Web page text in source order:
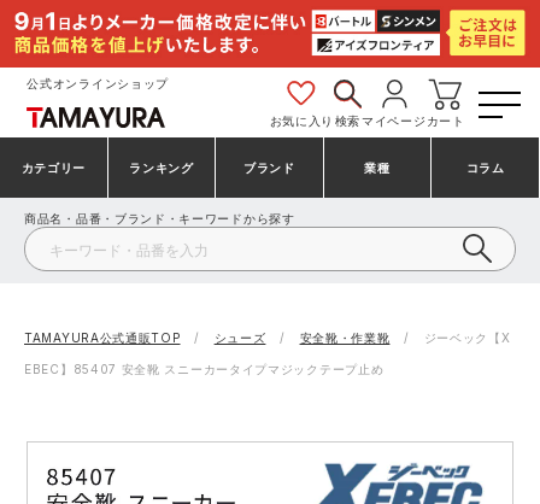
公式オンラインショップ
お気に入り 検索マイページ カート
カテゴリー
安全靴・作業靴
事務服・オフィスウェア
ランキング
安全靴ランキング
安全靴スニーカーランキング
アシックス安全靴ランキング
ブランド
アシックス
プーマ コンバース（CONVERSE）
アイズフロンティア TSDESIGN
業種
建設・建築作業服
製造・工場作業服
大工・鳶作業服
コラム
商品名・品番・ブランド・キーワードから探す
TAMAYURA公式通販TOP シューズ 安全靴・作業靴 ジーベック【X
EBEC】85407 安全靴 スニーカータイプマジックテープ止め